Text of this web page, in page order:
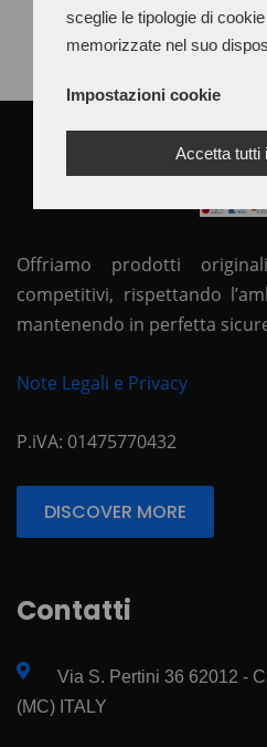
sceglie le tipologie di
memorizzate nel suo
Impostazioni cookie
Accetta tutti
Offriamo prodotti
competitivi, rispettando
mantenendo in perfetta
Note Legali e Privacy
P.iVA: 01475770432
DISCOVER MORE
Contatti
Via S. Pertini 36 62012 -
(MC) ITALY